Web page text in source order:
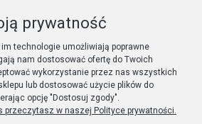
pełną wersję strony
internetowy Shoper.pl
prywatność
technologie umożliwiają poprawne
nam dostosować ofertę do Twoich
wykorzystanie przez nas wszystkich
lub dostosować użycie plików do
opcję "Dostosuj zgody".
przeczytasz w naszej Polityce prywatności.